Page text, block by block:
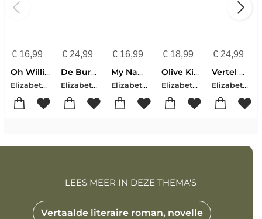
€16,99
Oh William!
Elizabeth Strout
€24,99
De Burgess-broers
Elizabeth Strout
€ 16,99
My Name Is Lucy Barton
Elizabeth Strout
€ 18,99
Olive Kitteridge
Elizabeth Strout
€ 24,99
Vertel me alles
Elizabeth Strout
Vertaalde literaire roman, novelle
LEES MEER IN DEZE THEMA'S